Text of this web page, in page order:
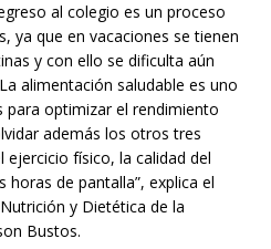
al colegio es un proceso
ya que en vacaciones se tienen
y con ello se dificulta aún
alimentación saludable es uno
para optimizar el rendimiento
además los otros tres
físico, la calidad del
horas de pantalla”, explica el
y Dietética de la
Bustos.